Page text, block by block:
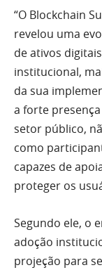
“O Blockchain
revelou uma
de ativos
institucional,
da sua
a forte
setor público,
como
capazes de
proteger os
Segundo ele, o
adoção
projeção para